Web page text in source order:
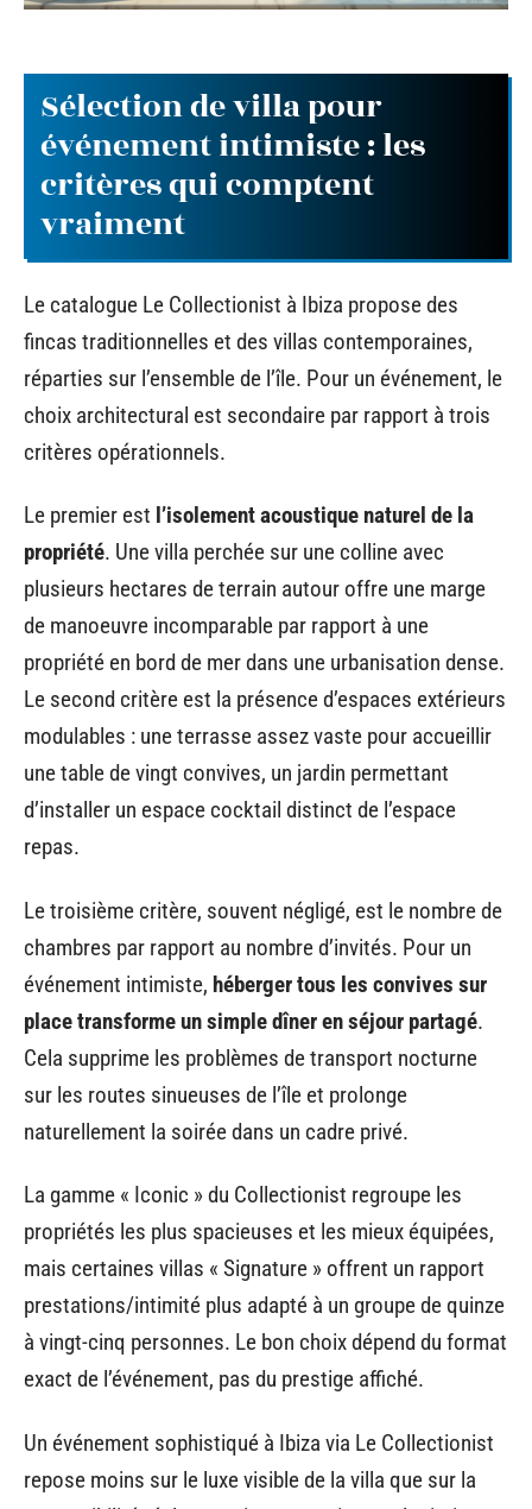
Sélection de villa pour
événement intimiste : les
critères qui comptent
vraiment
Le catalogue Le Collectionist à Ibiza propose des
fincas traditionnelles et des villas contemporaines,
réparties sur l’ensemble de l’île. Pour un événement, le
choix architectural est secondaire par rapport à trois
critères opérationnels.
Le premier est l’isolement acoustique naturel de la
propriété. Une villa perchée sur une colline avec
plusieurs hectares de terrain autour offre une marge
de manoeuvre incomparable par rapport à une
propriété en bord de mer dans une urbanisation dense.
Le second critère est la présence d’espaces extérieurs
modulables : une terrasse assez vaste pour accueillir
une table de vingt convives, un jardin permettant
d’installer un espace cocktail distinct de l’espace
repas.
Le troisième critère, souvent négligé, est le nombre de
chambres par rapport au nombre d’invités. Pour un
événement intimiste, héberger tous les convives sur
place transforme un simple dîner en séjour partagé.
Cela supprime les problèmes de transport nocturne
sur les routes sinueuses de l’île et prolonge
naturellement la soirée dans un cadre privé.
La gamme « Iconic » du Collectionist regroupe les
propriétés les plus spacieuses et les mieux équipées,
mais certaines villas « Signature » offrent un rapport
prestations/intimité plus adapté à un groupe de quinze
à vingt-cinq personnes. Le bon choix dépend du format
exact de l’événement, pas du prestige affiché.
Un événement sophistiqué à Ibiza via Le Collectionist
repose moins sur le luxe visible de la villa que sur la